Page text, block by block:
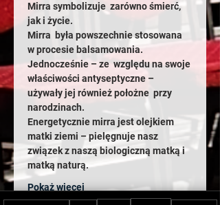
Mirra symbolizuje  zarówno śmierć,
jak i życie.
Mirra  była powszechnie stosowana
w procesie balsamowania.
Jednocześnie – ze  względu na swoje
właściwości antyseptyczne –
używały jej również położne  przy
narodzinach.
Energetycznie mirra jest olejkiem
matki ziemi – pielęgnuje nasz
związek z naszą biologiczną matką i
matką naturą.
Pokaż więcej